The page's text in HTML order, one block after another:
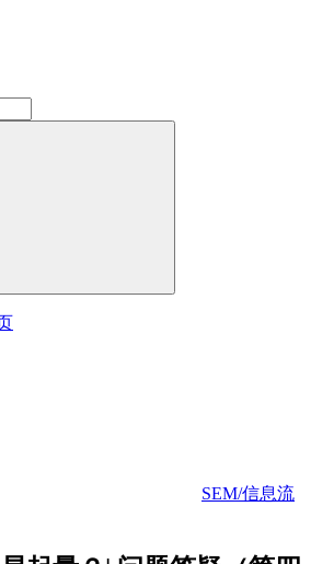
SEM/信息流